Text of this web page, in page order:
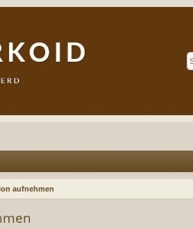
aufnehmen